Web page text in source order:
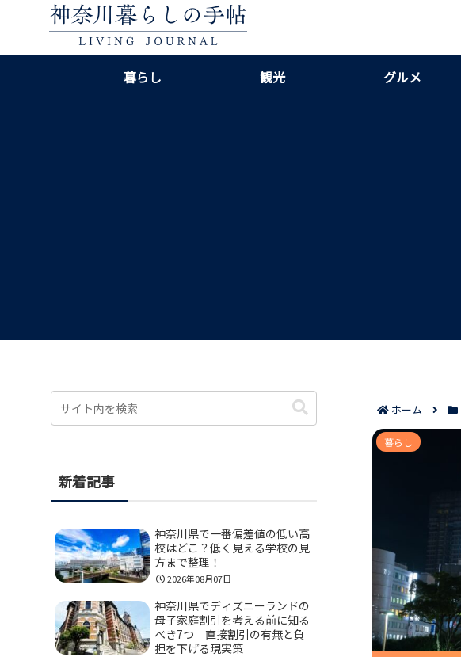
暮らし 観光 グルメ
ホーム
暮らし
新着記事
神奈川県で一番偏差値の低い高
校はどこ？低く見える学校の見
方まで整理！
2026年08月07日
神奈川県でディズニーランドの
母子家庭割引を考える前に知る
べき7つ｜直接割引の有無と負
担を下げる現実策